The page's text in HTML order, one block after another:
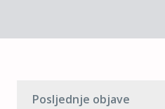
Posljednje objave